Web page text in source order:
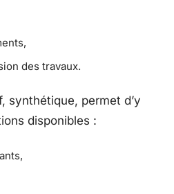
des travaux.
synthétique, permet d’y
disponibles :